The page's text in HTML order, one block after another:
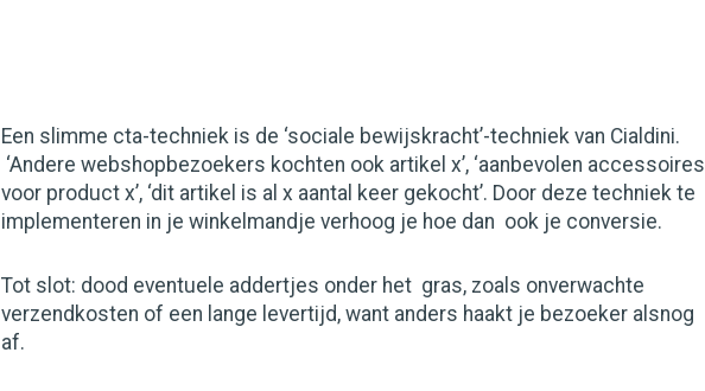
Een slimme cta-techniek is de ‘sociale bewijskracht’-techniek van Cialdini.
‘Andere webshopbezoekers kochten ook artikel x’, ‘aanbevolen accessoires
voor product x’, ‘dit artikel is al x aantal keer gekocht’. Door deze techniek te
implementeren in je winkelmandje verhoog je hoe dan ook je conversie.
Tot slot: dood eventuele addertjes onder het gras, zoals onverwachte
verzendkosten of een lange levertijd, want anders haakt je bezoeker alsnog
af.